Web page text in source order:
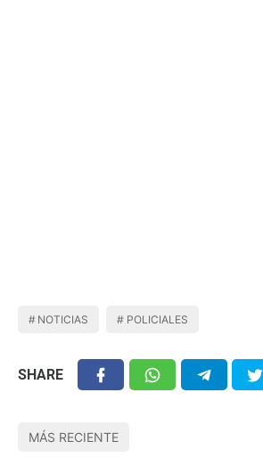
NOTICIAS POLICIALES
SHARE
MÁS RECIENTE